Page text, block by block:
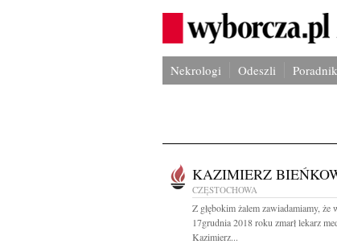
Nekrologi Odeszli
KAZIMIERZ
CZĘSTOCHOWA
Z głębokim żalem zawiadamiamy, że
17grudnia 2018 roku zmarł lekarz
Kazimierz...